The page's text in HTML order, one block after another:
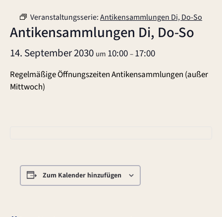
Veranstaltungsserie:Antikensammlungen Di, Do-So
Antikensammlungen Di, Do-So
14. September 2030 um 10:00–17:00
Regelmäßige Öffnungszeiten Antikensammlungen (außer
Mittwoch)
Zum Kalender hinzufügen